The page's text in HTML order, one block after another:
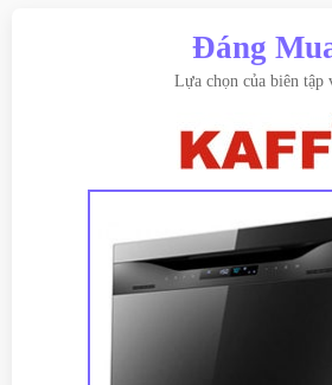
Đáng
Lựa chọn của biên tập